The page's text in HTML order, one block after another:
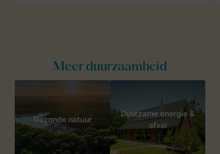
Meer duurzaamheid
Gezonde natuur
Duurzame energie &
afval